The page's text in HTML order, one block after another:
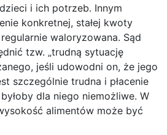
i ich potrzeb. Innym
konkretnej, stałej kwoty
waloryzowana. Sąd
tzw. „trudną sytuację
jeśli udowodni on, że jego
szczególnie trudna i płacenie
dla niego niemożliwe. W
alimentów może być